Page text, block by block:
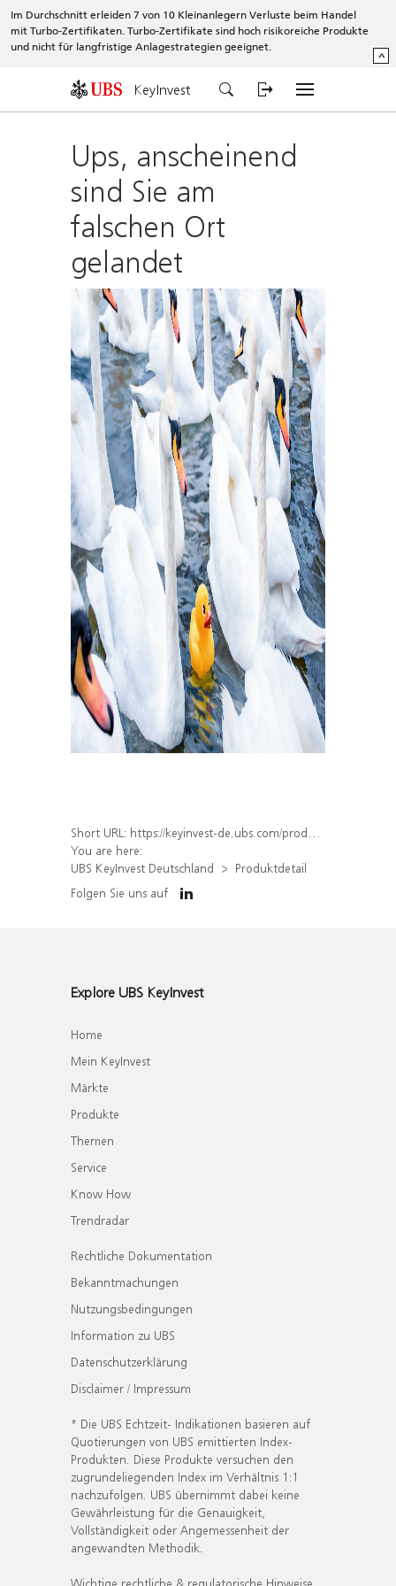
Im Durchschnitt erleiden 7 von 10 Kleinanlegern Verluste beim Handel
mit Turbo-Zertifikaten. Turbo-Zertifikate sind hoch risikoreiche Produkte
und nicht für langfristige Anlagestrategien geeignet.
^
KeyInvest
Ups, anscheinend
sind Sie am
falschen Ort
gelandet
Short URL: https://keyinvest-de.ubs.com/produkt/detail/index/isin/DE000WA71HH0
You are here:
UBS KeyInvest Deutschland
Produktdetail
Folgen Sie uns auf
Explore UBS KeyInvest
Home
Mein KeyInvest
Märkte
Produkte
Themen
Service
Know How
Trendradar
Rechtliche Dokumentation
Bekanntmachungen
Nutzungsbedingungen
Information zu UBS
Datenschutzerklärung
Disclaimer / Impressum
* Die UBS Echtzeit- Indikationen basieren auf
Quotierungen von UBS emittierten Index-
Produkten. Diese Produkte versuchen den
zugrundeliegenden Index im Verhältnis 1:1
nachzufolgen. UBS übernimmt dabei keine
Gewährleistung für die Genauigkeit,
Vollständigkeit oder Angemessenheit der
angewandten Methodik.